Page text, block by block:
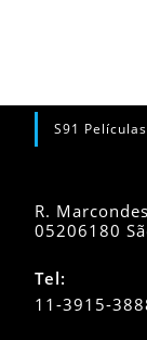
S91
R.
05206180
Tel:
11-3915-